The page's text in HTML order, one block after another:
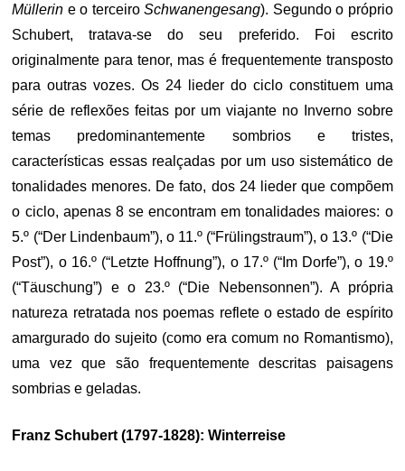
Müllerin e o terceiroSchwanengesang). Segundo o próprio
Schubert, tratava-se do seu preferido. Foi escrito
originalmente para tenor, mas é frequentemente transposto
para outras vozes. Os 24 lieder do ciclo constituem uma
série de reflexões feitas por um viajante no Inverno sobre
temas predominantemente sombrios e tristes,
características essas realçadas por um uso sistemático de
tonalidades menores. De fato, dos 24 lieder que compõem
o ciclo, apenas 8 se encontram em tonalidades maiores: o
5.º (“Der Lindenbaum”), o 11.º (“Frülingstraum”), o 13.º (“Die
Post”), o 16.º (“Letzte Hoffnung”), o 17.º (“Im Dorfe”), o 19.º
(“Täuschung”) e o 23.º (“Die Nebensonnen”). A própria
natureza retratada nos poemas reflete o estado de espírito
amargurado do sujeito (como era comum no Romantismo),
uma vez que são frequentemente descritas paisagens
sombrias e geladas.
Franz Schubert (1797-1828): Winterreise